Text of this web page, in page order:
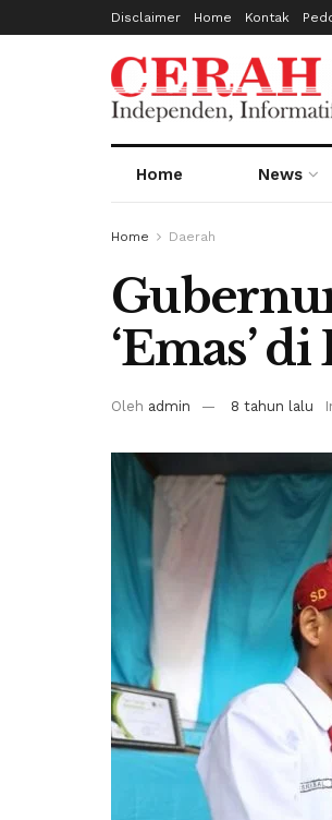
Disclaimer Home Kontak
Home News
Home Daerah
‘Emas’
Oleh admin 8 tahun lalu